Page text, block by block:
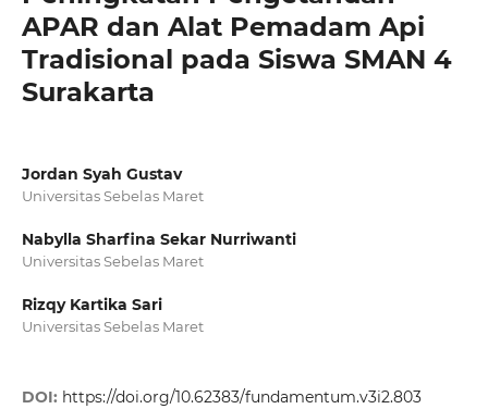
APAR dan Alat Pemadam Api
Tradisional pada Siswa SMAN 4
Surakarta
Jordan Syah Gustav
Universitas Sebelas Maret
Nabylla Sharfina Sekar Nurriwanti
Universitas Sebelas Maret
Rizqy Kartika Sari
Universitas Sebelas Maret
DOI: https://doi.org/10.62383/fundamentum.v3i2.803